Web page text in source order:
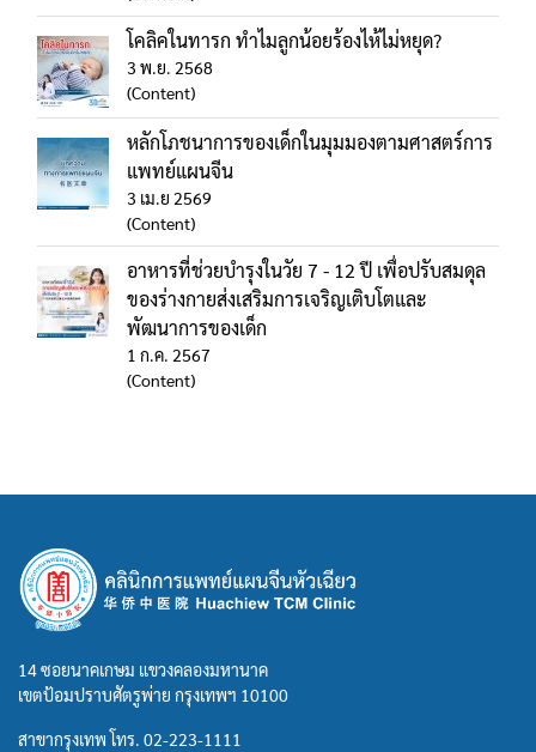
โคลิคในทารก ทำไมลูกน้อยร้องไห้ไม่หยุด?
3 พ.ย. 2568
(Content)
หลักโภชนาการของเด็กในมุมมองตามศาสตร์การ
แพทย์แผนจีน
3 เม.ย 2569
(Content)
อาหารที่ช่วยบำรุงในวัย 7 - 12 ปี เพื่อปรับสมดุล
ของร่างกายส่งเสริมการเจริญเติบโตและ
พัฒนาการของเด็ก
1 ก.ค. 2567
(Content)
14 ซอยนาคเกษม แขวงคลองมหานาค
เขตป้อมปราบศัตรูพ่าย กรุงเทพฯ 10100
สาขากรุงเทพ โทร. 02-223-1111